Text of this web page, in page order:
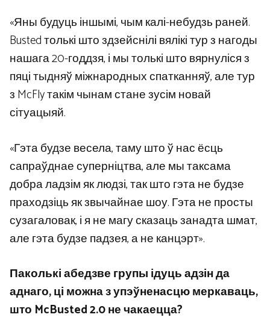
«Яны будуць іншымі, чым калі-небудзь раней.
Busted толькі што здзейснілі вялікі тур з нагоды
нашага 20-годдзя, і мы толькі што вярнуліся з
пяці тыдняў міжнародных спатканняў, але тур
з McFly такім чынам стане зусім новай
сітуацыяй.
«Гэта будзе весела, таму што ў нас ёсць
сапраўднае суперніцтва, але мы таксама
добра ладзім як людзі, так што гэта не будзе
праходзіць як звычайнае шоу. Гэта не просты
сузагаловак, і я не магу сказаць занадта шмат,
але гэта будзе падзея, а не канцэрт».
Паколькі абедзве групы ідуць адзін да
аднаго, ці можна з упэўненасцю меркаваць,
што McBusted 2.0 не чакаецца?